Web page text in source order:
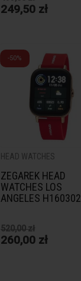
249,50 zł
-50%
HEAD WATCHES
ZEGAREK HEAD
WATCHES LOS
ANGELES H160302
520,00 zł
260,00 zł